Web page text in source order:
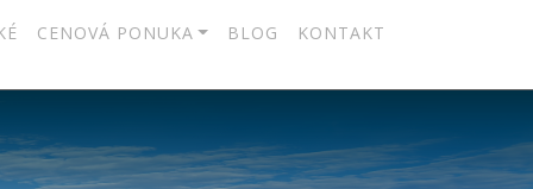
CENOVÁ PONUKA BLOG KONTAKT